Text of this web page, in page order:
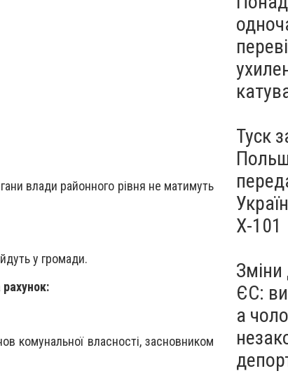
влади районного рівня не матимуть
у громади.
комунальної власності, засновником
Туск
Х-101
Зміни
ЄС:
а